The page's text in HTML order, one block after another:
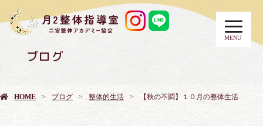
MENU
ブログ
HOME ブログ 整体的生活 【秋の不調】１０月の整体生活